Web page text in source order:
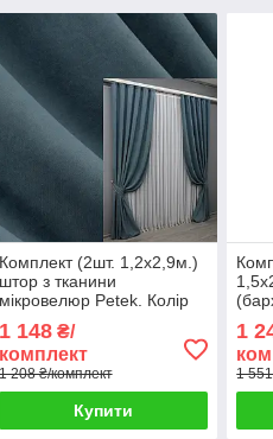
Комплект (2шт. 1,2х2,9м.)
штор з тканини
мікровелюр Petek. Колір
1489ш 39-0005
1 148₴/
комплект
208 ₴/комплект
Купити
947
1
1